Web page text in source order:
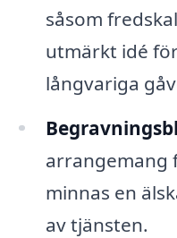
såsom
utmärkt idé
långvariga
arrangemang
minnas en
av tjänsten.